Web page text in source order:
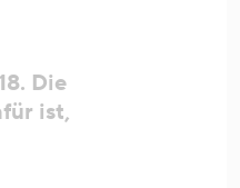
Die
ist,